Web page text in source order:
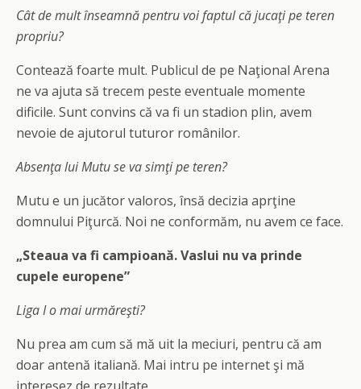
Cât de mult înseamnă pentru voi faptul că jucaţi pe teren
propriu?
Contează foarte mult. Publicul de pe Naţional Arena
ne va ajuta să trecem peste eventuale momente
dificile. Sunt convins că va fi un stadion plin, avem
nevoie de ajutorul tuturor românilor.
Absenţa lui Mutu se va simţi pe teren?
Mutu e un jucător valoros, însă decizia aprţine
domnului Piţurcă. Noi ne conformăm, nu avem ce face.
„Steaua va fi campioană. Vaslui nu va prinde
cupele europene”
Liga I o mai urmăreşti?
Nu prea am cum să mă uit la meciuri, pentru că am
doar antenă italiană. Mai intru pe internet şi mă